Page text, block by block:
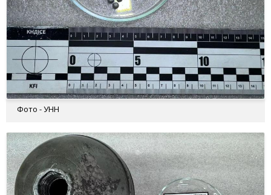
Фото - УНН